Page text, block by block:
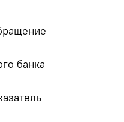
банка